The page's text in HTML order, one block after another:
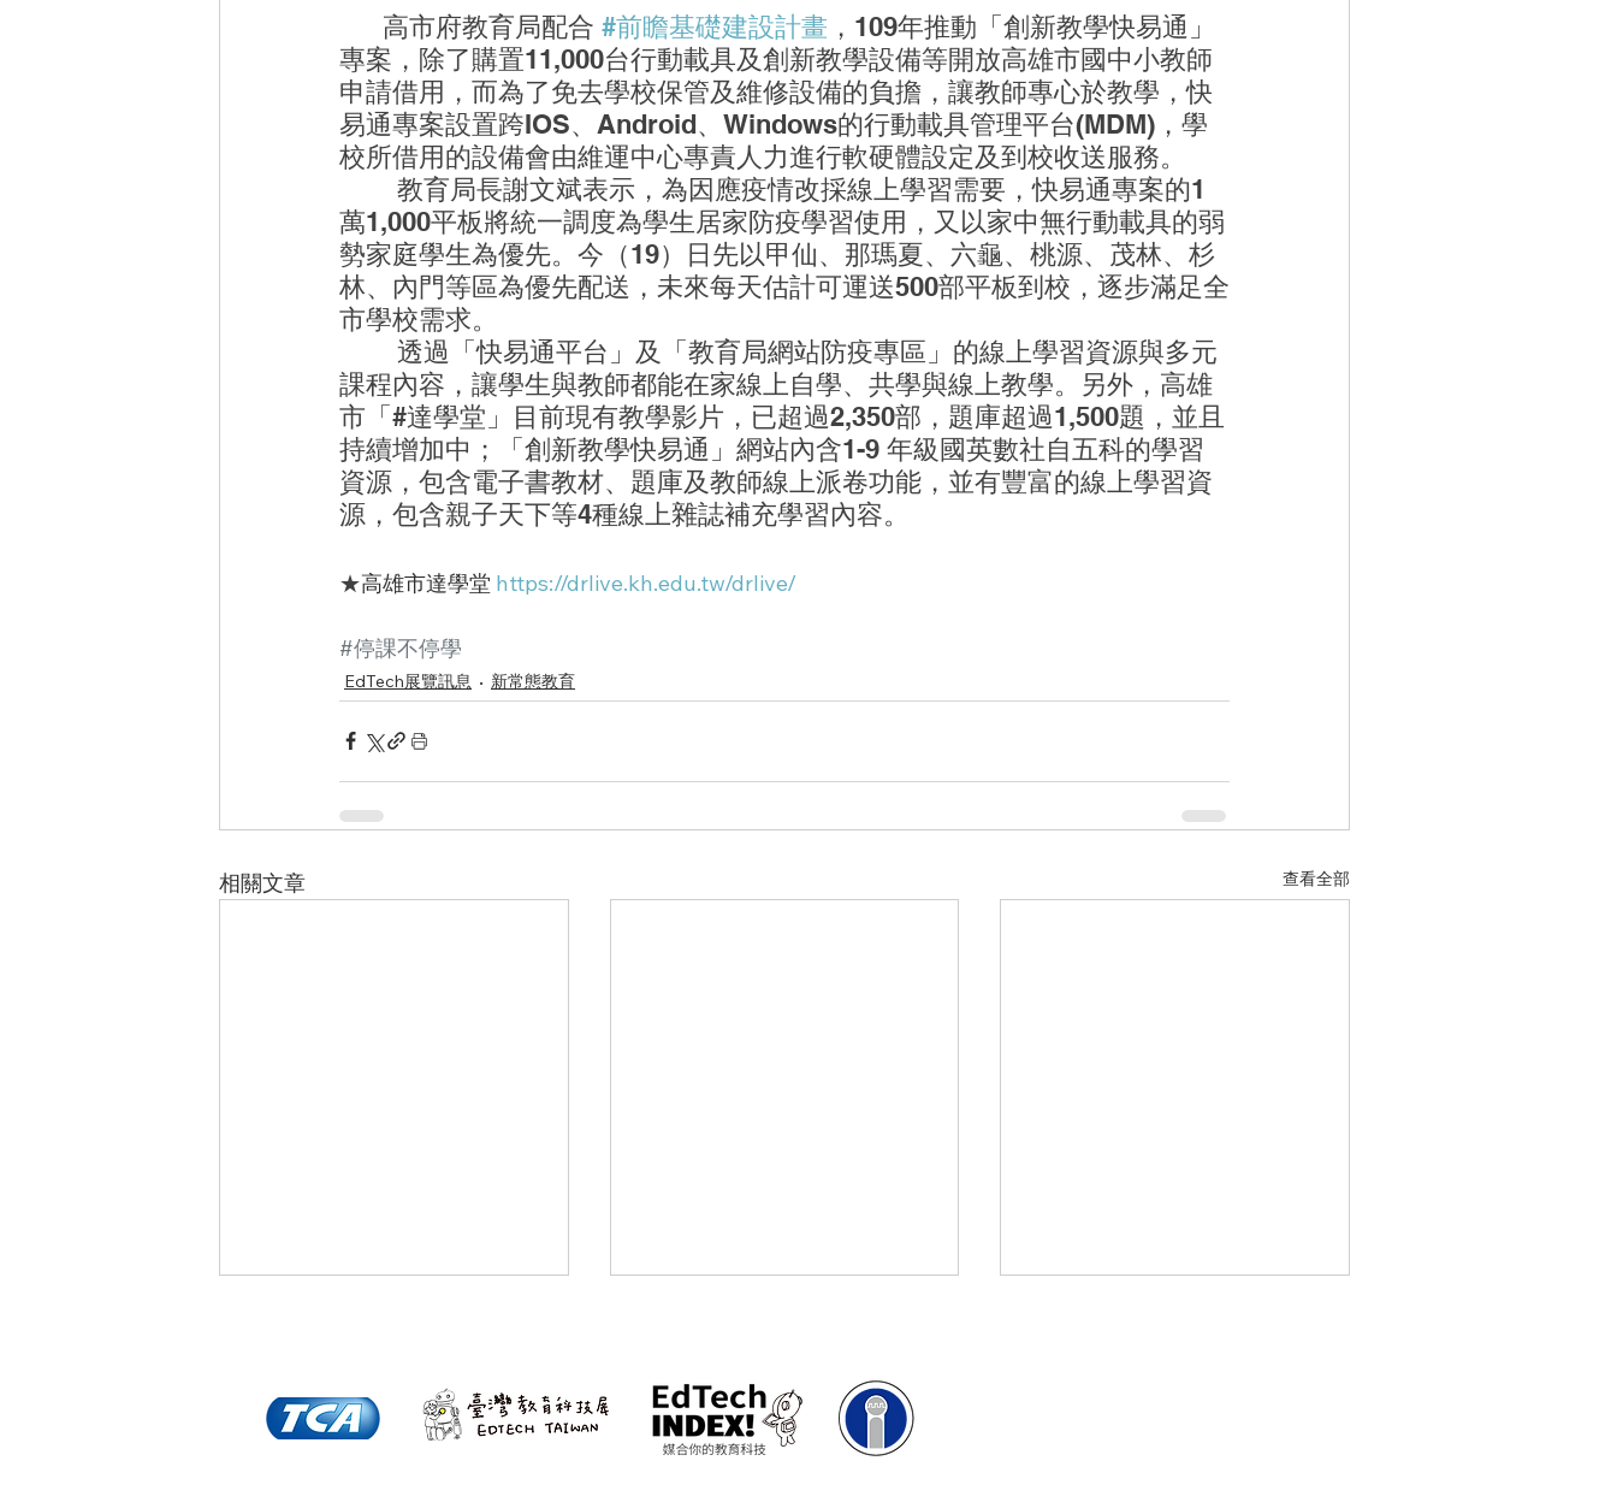
      高市府教育局配合
#前瞻基礎建設計畫 ，109年推動「創新教學快易通」
專案，除了購置11,000台行動載具及創新教學設備等開放高雄市國中小教師
申請借用，而為了免去學校保管及維修設備的負擔，讓教師專心於教學，快
易通專案設置跨IOS、Android、Windows的行動載具管理平台(MDM)，學
校所借用的設備會由維運中心專責人力進行軟硬體設定及到校收送服務。
萬1,000平板將統一調度為學生居家防疫學習使用，又以家中無行動載具的弱
勢家庭學生為優先。今（19）日先以甲仙、那瑪夏、六龜、桃源、茂林、杉
林、內門等區為優先配送，未來每天估計可運送500部平板到校，逐步滿足全
市學校需求。
課程內容，讓學生與教師都能在家線上自學、共學與線上教學。另外，高雄
市「#達學堂」目前現有教學影片，已超過2,350部，題庫超過1,500題，並且
持續增加中；「創新教學快易通」網站內含1-9 年級國英數社自五科的學習
資源，包含電子書教材、題庫及教師線上派卷功能，並有豐富的線上學習資
源，包含親子天下等4種線上雜誌補充學習內容。
★高雄市達學堂 https://drlive.kh.edu.tw/drlive/
#停課不停學
EdTech展覽訊息 新常態教育
相關文章 查看全部